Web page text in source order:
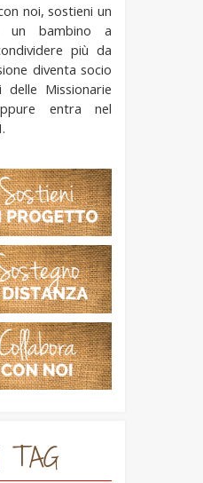
noi, sostieni un
un bambino a
più da
diventa socio
delle Missionarie
entra nel
TAG